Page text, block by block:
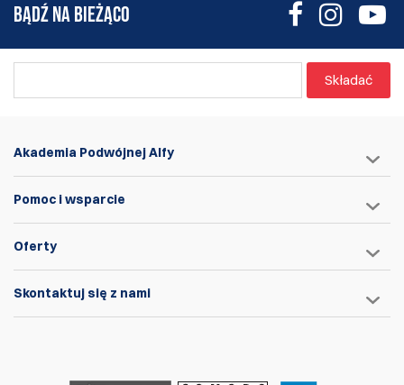
BĄDŹ NA BIEŻĄCO
Składać
Akademia Podwójnej Alfy
Pomoc i wsparcie
Oferty
Skontaktuj się z nami